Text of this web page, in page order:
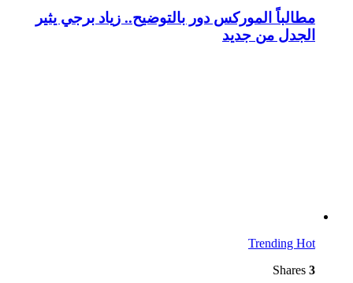
مطالباً الموركس دور بالتوضيح.. زياد برجي يثير
الجدل من جديد
Trending Hot
3